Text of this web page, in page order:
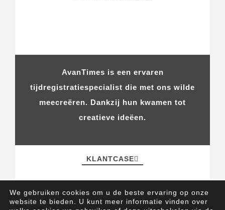
AvanTimes is een ervaren
tijdregistratiespecialist die met ons wilde
meecreëren. Dankzij hun kwamen tot
creatieve ideëen.
KLANTCASE
We gebruiken cookies om u de beste ervaring op onze
website te bieden. U kunt meer informatie vinden over